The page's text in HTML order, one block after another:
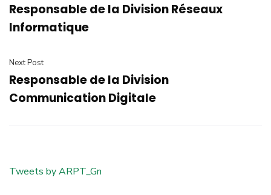
Responsable de la Division Réseaux
Informatique
Next Post
Responsable de la Division
Communication Digitale
Tweets by ARPT_Gn